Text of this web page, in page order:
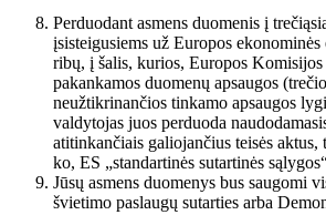
Perduodant asmens duomenis į
įsisteigusiems už Europos
ribų, į šalis, kurios, Europos
pakankamos duomenų apsaugos
neužtikrinančios tinkamo apsaugos
valdytojas juos perduoda
atitinkančiais galiojančius teisės
ko, ES „standartinės sutartinės
Jūsų asmens duomenys bus saugomi
švietimo paslaugų sutarties arba